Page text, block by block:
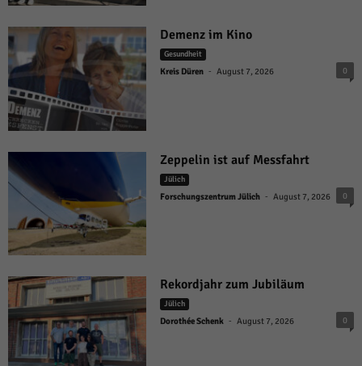
Demenz im Kino
Gesundheit
Kreis Düren - August 7, 2026 0
Zeppelin ist auf Messfahrt
Jülich
Forschungszentrum Jülich - August 7, 2026 0
Rekordjahr zum Jubiläum
Jülich
Dorothée Schenk - August 7, 2026 0